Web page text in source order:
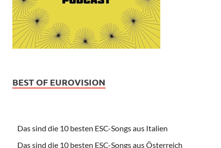
BEST OF EUROVISION
Das sind die 10 besten ESC-Songs aus Italien
Das sind die 10 besten ESC-Songs aus Österreich